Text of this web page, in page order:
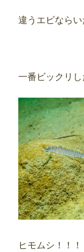
違うエビなら
一番ビックリ
ヒモムシ！！！